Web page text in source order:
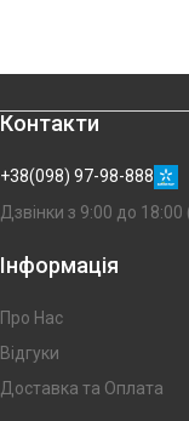
Контакти
+38(098) 97-98-888
Дзвінки з 9:00 до 18:00
Інформація
Про Нас
Відгуки
Доставка та Оплата